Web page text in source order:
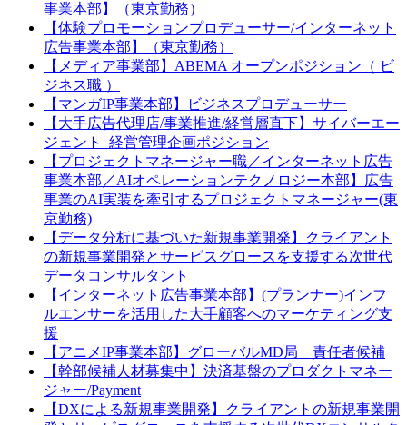
事業本部】（東京勤務）
【体験プロモーションプロデューサー/インターネット
広告事業本部】（東京勤務）
【メディア事業部】ABEMA オープンポジション（ ビ
ジネス職 ）
【マンガIP事業本部】ビジネスプロデューサー
【大手広告代理店/事業推進/経営層直下】サイバーエー
ジェント_経営管理企画ポジション
【プロジェクトマネージャー職／インターネット広告
事業本部／AIオペレーションテクノロジー本部】広告
事業のAI実装を牽引するプロジェクトマネージャー(東
京勤務)
【データ分析に基づいた新規事業開発】クライアント
の新規事業開発とサービスグロースを支援する次世代
データコンサルタント
【インターネット広告事業本部】(プランナー)インフ
ルエンサーを活用した大手顧客へのマーケティング支
援
【アニメIP事業本部】グローバルMD局 責任者候補
【幹部候補人材募集中】決済基盤のプロダクトマネー
ジャー/Payment
【DXによる新規事業開発】クライアントの新規事業開